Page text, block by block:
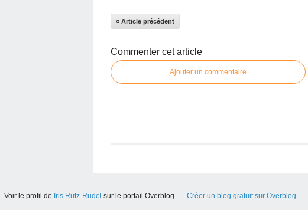
« Article précédent
Commenter cet article
Ajouter un commentaire
Voir le profil de Iris Rutz-Rudel sur le portail Overblog Créer un blog gratuit sur Overblog